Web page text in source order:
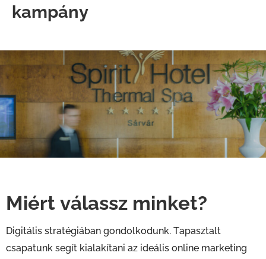
kampány
Miért válassz minket?
Digitális stratégiában gondolkodunk. Tapasztalt
csapatunk segít kialakítani az ideális online marketing